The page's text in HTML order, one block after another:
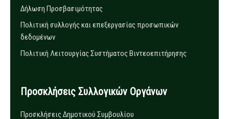
Δήλωση Προσβασιμότητας
Πολιτική συλλογής και επεξεργασίας προσωπικών
δεδομένων
Πολιτική Λειτουργίας Συστήματος Βιντεοεπιτήρησης
Προσκλήσεις Συλλογικών Οργάνων
Προσκλήσεις Δημοτικού Συμβουλίου